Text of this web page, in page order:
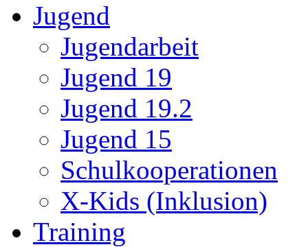
Jugend
Jugendarbeit
Jugend 19
Jugend 19.2
Jugend 15
Schulkooperationen
X-Kids (Inklusion)
Training